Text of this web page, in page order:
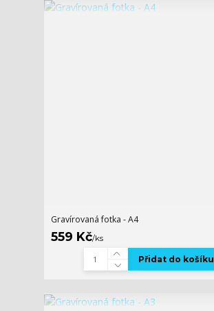
Gravírovaná fotka - A4
559 Kč/ks
Přidat do košíku